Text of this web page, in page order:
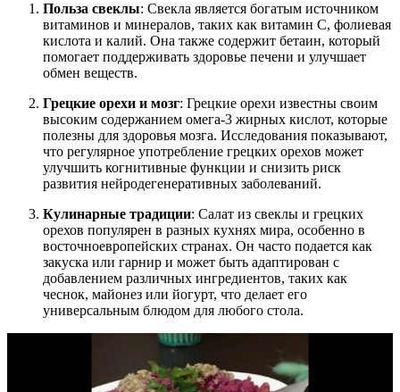
Польза свеклы: Свекла является богатым источником
витаминов и минералов, таких как витамин C, фолиевая
кислота и калий. Она также содержит бетаин, который
помогает поддерживать здоровье печени и улучшает
обмен веществ.
Грецкие орехи и мозг: Грецкие орехи известны своим
высоким содержанием омега-3 жирных кислот, которые
полезны для здоровья мозга. Исследования показывают,
что регулярное употребление грецких орехов может
улучшить когнитивные функции и снизить риск
развития нейродегенеративных заболеваний.
Кулинарные традиции: Салат из свеклы и грецких
орехов популярен в разных кухнях мира, особенно в
восточноевропейских странах. Он часто подается как
закуска или гарнир и может быть адаптирован с
добавлением различных ингредиентов, таких как
чеснок, майонез или йогурт, что делает его
универсальным блюдом для любого стола.